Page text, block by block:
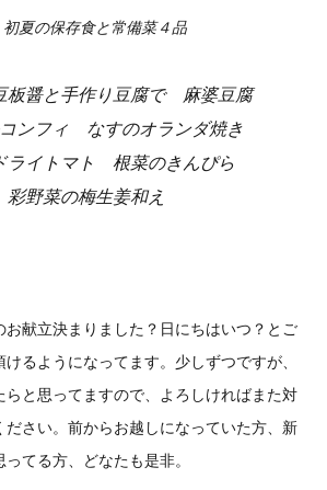
初夏の保存食と常備菜４品
板醤と手作り豆腐で 麻婆豆腐
ンフィ なすのオランダ焼き
ライトマト 根菜のきんぴら
彩野菜の梅生姜和え
献立決まりました？日にちはいつ？とご
るようになってます。少しずつですが、
と思ってますので、よろしければまた対
さい。前からお越しになっていた方、新
てる方、どなたも是非。